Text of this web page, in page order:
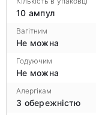
10 ампул
Вагітним
Не можна
Годуючим
Не можна
Алергікам
З обережністю